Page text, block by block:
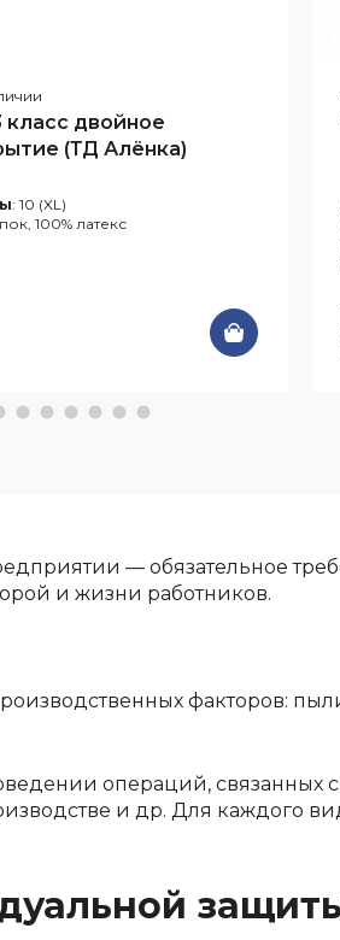
класс двойное
(ТД Алёнка)
: 10 (XL)
100% латекс
— обязательное
и жизни работников.
факторов:
операций, связанных
и др. Для каждого